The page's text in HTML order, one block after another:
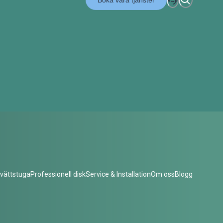
Professionell diskService & InstallationOm ossBlogg